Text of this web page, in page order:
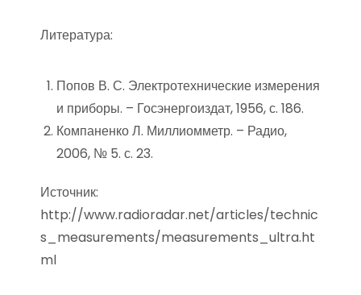
Литература:
Попов В. С. Электротехнические измерения
и приборы. – Госэнергоиздат, 1956, с. 186.
Компаненко Л. Миллиомметр. – Радио,
2006, № 5. с. 23.
Источник:
http://www.radioradar.net/articles/technic
s_measurements/measurements_ultra.ht
ml